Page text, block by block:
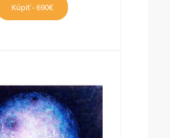
Kúpiť - 690€